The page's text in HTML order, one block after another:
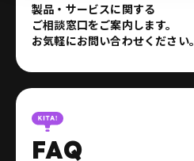
製品・サービスに関する
ご相談窓口をご案内します。
お気軽にお問い合わせください。
FAQ